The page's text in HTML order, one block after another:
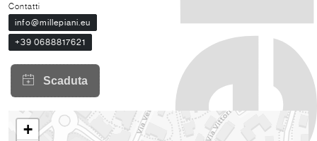
Contatti
info@millepiani.eu
+39 0688817621
+